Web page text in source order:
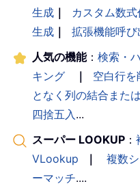
生成 ｜ カスタム数
生成 ｜ 拡張機能呼び
人気の機能： 検索・
キング
｜ 空白行を
となく列の結合また
四捨五入...
スーパー LOOKUP ：
VLookup
｜ 複数
ーマッチ....